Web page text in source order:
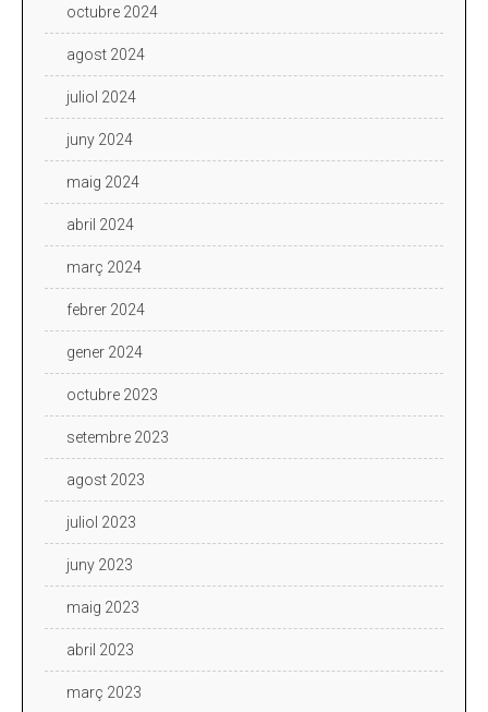
octubre 2024
agost 2024
juliol 2024
juny 2024
maig 2024
abril 2024
març 2024
febrer 2024
gener 2024
octubre 2023
setembre 2023
agost 2023
juliol 2023
juny 2023
maig 2023
abril 2023
març 2023